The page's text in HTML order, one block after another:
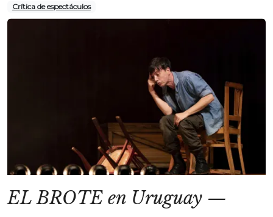
Crítica de espectáculos
EL BROTE en Uruguay —